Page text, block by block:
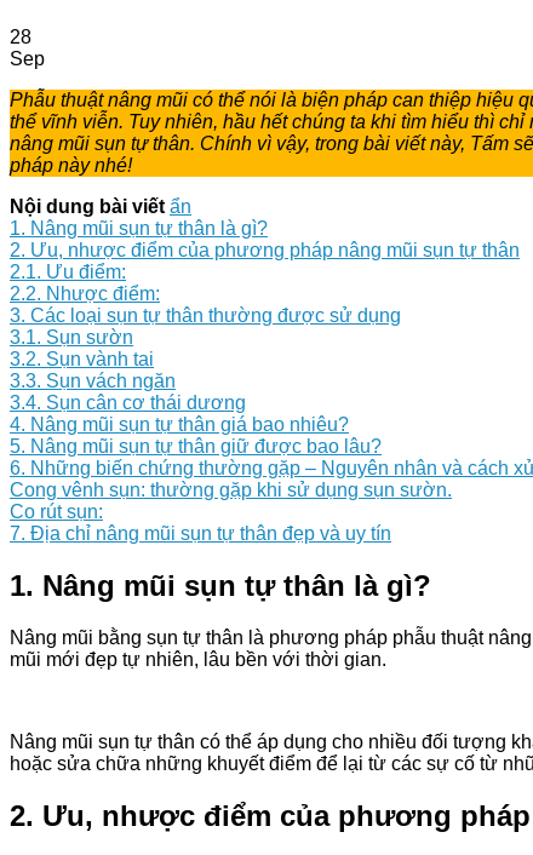
28
Sep
Phẫu thuật nâng mũi có thể nói là biện pháp can thiệp hiệu
thể vĩnh viễn. Tuy nhiên, hầu hết chúng ta khi tìm hiểu thì
nâng mũi sụn tự thân. Chính vì vậy, trong bài viết này, Tấm
pháp này nhé!
Nội dung bài viết ẩn
1. Nâng mũi sụn tự thân là gì?
2. Ưu, nhược điểm của phương pháp nâng mũi sụn tự thân
2.1. Ưu điểm:
2.2. Nhược điểm:
3. Các loại sụn tự thân thường được sử dụng
3.1. Sụn sườn
3.2. Sụn vành tai
3.3. Sụn vách ngăn
3.4. Sụn cân cơ thái dương
4. Nâng mũi sụn tự thân giá bao nhiêu?
5. Nâng mũi sụn tự thân giữ được bao lâu?
6. Những biến chứng thường gặp – Nguyên nhân và cách
Cong vênh sụn: thường gặp khi sử dụng sụn sườn.
Co rút sụn:
7. Địa chỉ nâng mũi sụn tự thân đẹp và uy tín
1. Nâng mũi sụn tự thân là gì?
Nâng mũi bằng sụn tự thân là phương pháp phẫu thuật
mũi mới đẹp tự nhiên, lâu bền với thời gian.
Nâng mũi sụn tự thân có thể áp dụng cho nhiều đối tượng
hoặc sửa chữa những khuyết điểm để lại từ các sự cố từ
2. Ưu, nhược điểm của phương